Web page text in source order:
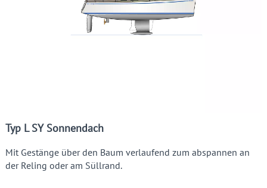
Typ L SY Sonnendach
Mit Gestänge über den Baum verlaufend zum abspannen an
der Reling oder am Süllrand.